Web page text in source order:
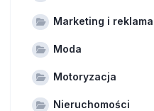
Marketing i reklama
Moda
Motoryzacja
Nieruchomości